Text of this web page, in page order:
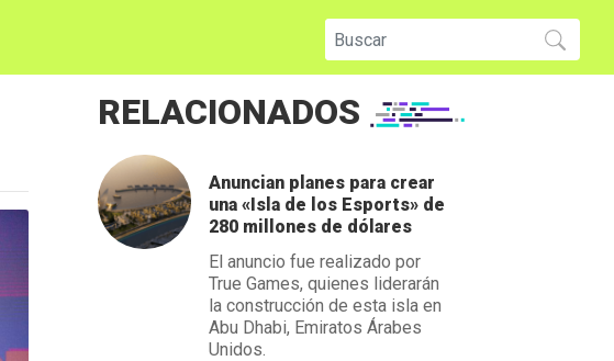
RELACIONADOS
Anuncian planes para crear
una «Isla de los Esports» de
280 millones de dólares
El anuncio fue realizado por
True Games, quienes liderarán
la construcción de esta isla en
Abu Dhabi, Emiratos Árabes
Unidos.